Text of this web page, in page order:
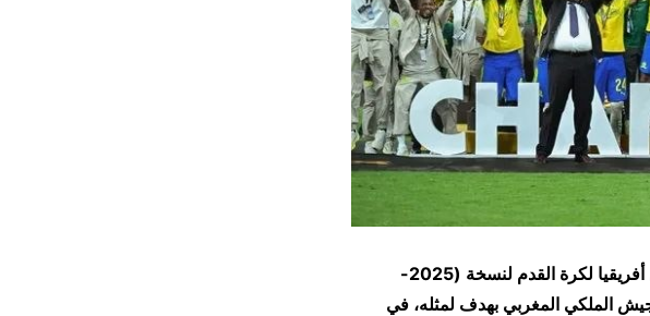
تُوج فريق ماميلودي صن داونز الجنوب أفريقي بلقب دوري أبطال أفريقيا لكرة القدم لنسخة (2025-
الجيش الملكي المغربي بهدف لمثله، في